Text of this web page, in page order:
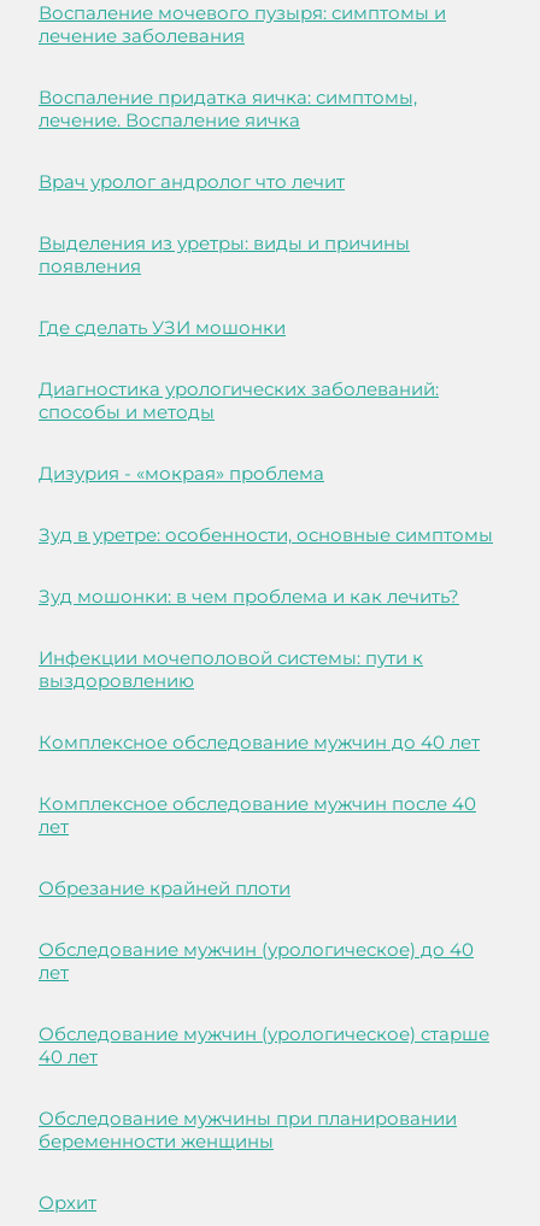
Воспаление мочевого пузыря: симптомы и
лечение заболевания
Воспаление придатка яичка: симптомы,
лечение. Воспаление яичка
Врач уролог андролог что лечит
Выделения из уретры: виды и причины
появления
Где сделать УЗИ мошонки
Диагностика урологических заболеваний:
способы и методы
Дизурия - «мокрая» проблема
Зуд в уретре: особенности, основные симптомы
Зуд мошонки: в чем проблема и как лечить?
Инфекции мочеполовой системы: пути к
выздоровлению
Комплексное обследование мужчин до 40 лет
Комплексное обследование мужчин после 40
лет
Обрезание крайней плоти
Обследование мужчин (урологическое) до 40
лет
Обследование мужчин (урологическое) старше
40 лет
Обследование мужчины при планировании
беременности женщины
Орхит